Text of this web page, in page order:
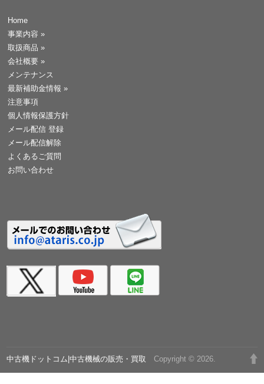
Home
事業内容 »
取扱商品 »
会社概要 »
メンテナンス
最新補助金情報 »
注意事項
個人情報保護方針
メール配信 登録
メール配信解除
よくあるご質問
お問い合わせ
中古機ドットコム|中古機械の販売・買取 Copyright © 2026.